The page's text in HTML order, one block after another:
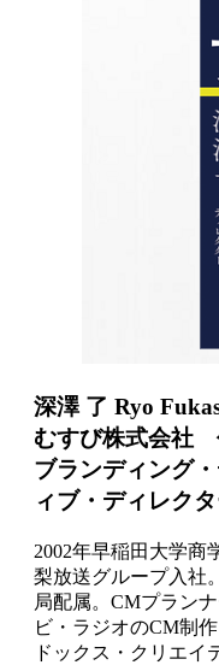
深澤 了 Ryo
むすび株式会社
ブランディング
ィブ・ディレク
2002年早稲田大学商
梨放送グループ入社
局配属。CMプラン
ビ・ラジオのCM制
ドックス・クリエイ